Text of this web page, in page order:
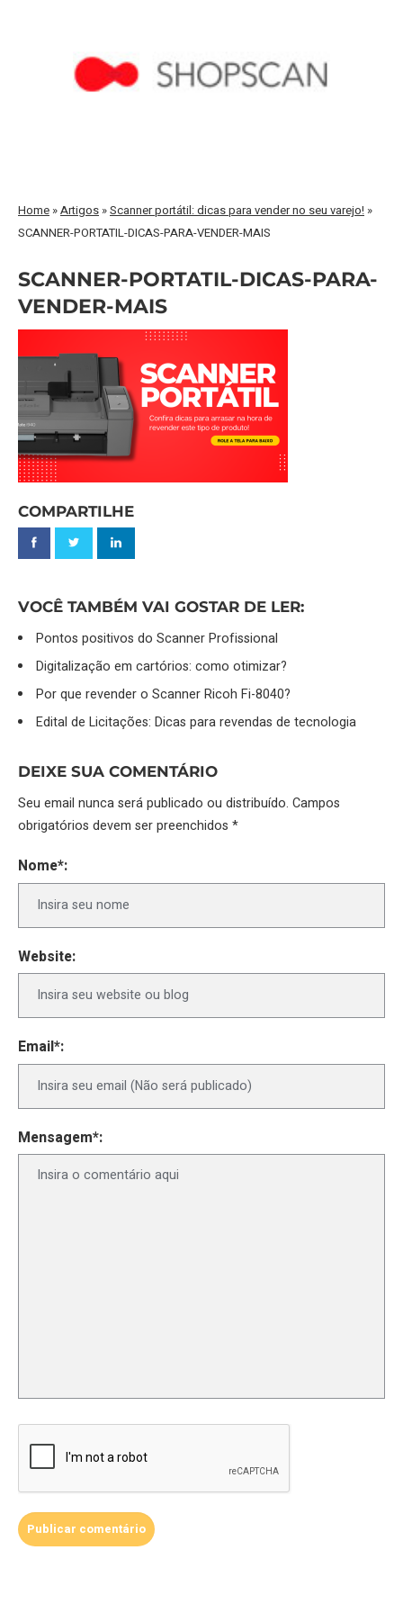
Home »Artigos »Scanner portátil: dicas para vender no seu varejo! »
SCANNER-PORTATIL-DICAS-PARA-VENDER-MAIS
SCANNER-PORTATIL-DICAS-PARA-
VENDER-MAIS
COMPARTILHE
VOCÊ TAMBÉM VAI GOSTAR DE LER:
Pontos positivos do Scanner Profissional
Digitalização em cartórios: como otimizar?
Por que revender o Scanner Ricoh Fi-8040?
Edital de Licitações: Dicas para revendas de tecnologia
DEIXE SUA COMENTÁRIO
Seu email nunca será publicado ou distribuído. Campos
obrigatórios devem ser preenchidos *
Nome*:
Website:
Email*:
Mensagem*: